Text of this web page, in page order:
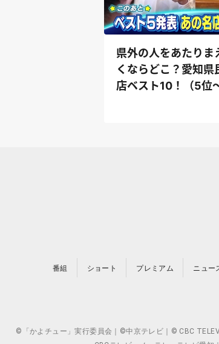
県外の人をあたりま
くならどこ？愛知県
店ベスト10！（5位
番組 ショート プレミアム ニュー
©「かよチュー」実行委員会｜©中京テレビ｜© CBC